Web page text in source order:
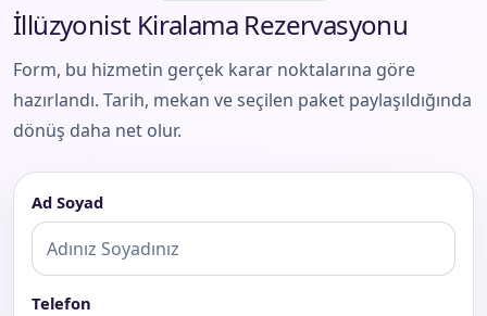
İllüzyonist Kiralama Rezervasyonu
Form, bu hizmetin gerçek karar noktalarına göre
hazırlandı. Tarih, mekan ve seçilen paket paylaşıldığında
dönüş daha net olur.
Ad Soyad
Telefon